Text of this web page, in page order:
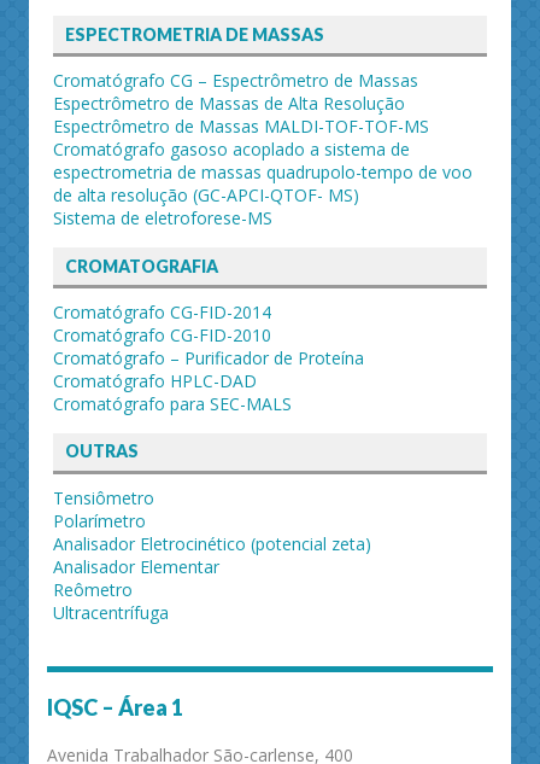
ESPECTROMETRIA DE MASSAS
Cromatógrafo CG – Espectrômetro de Massas
Espectrômetro de Massas de Alta Resolução
Espectrômetro de Massas MALDI-TOF-TOF-MS
Cromatógrafo gasoso acoplado a sistema de
espectrometria de massas quadrupolo-tempo de voo
de alta resolução (GC-APCI-QTOF- MS)
Sistema de eletroforese-MS
CROMATOGRAFIA
Cromatógrafo CG-FID-2014
Cromatógrafo CG-FID-2010
Cromatógrafo – Purificador de Proteína
Cromatógrafo HPLC-DAD
Cromatógrafo para SEC-MALS
OUTRAS
Tensiômetro
Polarímetro
Analisador Eletrocinético (potencial zeta)
Analisador Elementar
Reômetro
Ultracentrífuga
IQSC – Área 1
Avenida Trabalhador São-carlense, 400